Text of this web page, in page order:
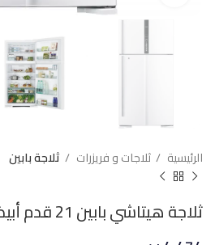
الرئيسية ثلاجات و فريزرات ثلاجة بابين
ثلاجة هيتاشي بابين 21 قدم أبيض